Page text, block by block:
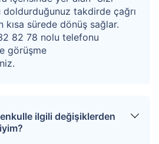
oranında hizmet bedeli
doldurduğunuz takdirde çağrı
kısa sürede dönüş sağlar.
82 78 nolu telefonu
görüşme
ilgili değişiklerden